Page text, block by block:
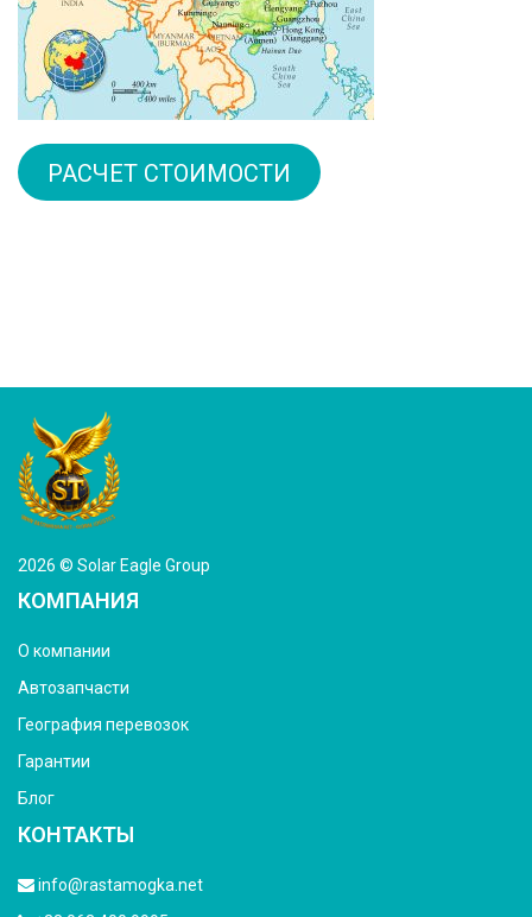
РАСЧЕТ СТОИМОСТИ
2026 © Solar Eagle Group
КОМПАНИЯ
О компании
Автозапчасти
География перевозок
Гарантии
Блог
КОНТАКТЫ
info@rastamogka.net